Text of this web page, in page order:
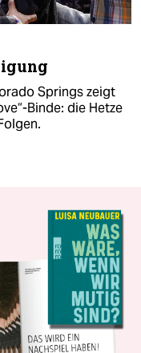
Springs zeigt
Binde: die Hetze